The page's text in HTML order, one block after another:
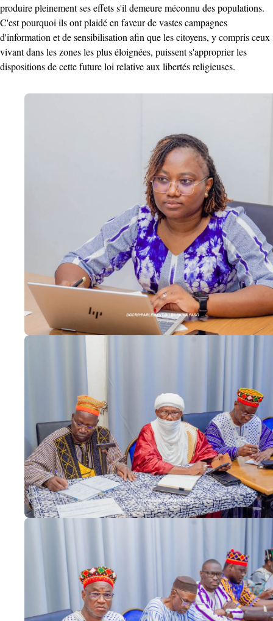
produire pleinement ses effets s'il demeure méconnu des populations.
C'est pourquoi ils ont plaidé en faveur de vastes campagnes
d'information et de sensibilisation afin que les citoyens, y compris ceux
vivant dans les zones les plus éloignées, puissent s'approprier les
dispositions de cette future loi relative aux libertés religieuses.